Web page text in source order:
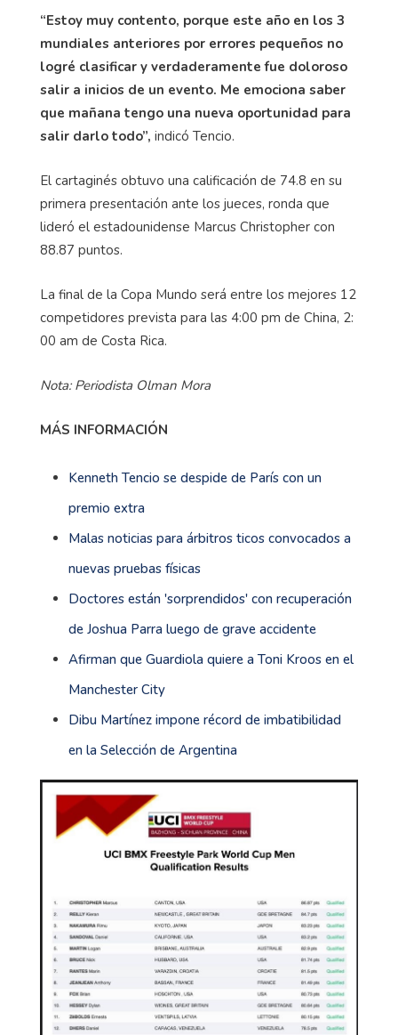
“Estoy muy contento, porque este año en los 3
mundiales anteriores por errores pequeños no
logré clasificar y verdaderamente fue doloroso
salir a inicios de un evento. Me emociona saber
que mañana tengo una nueva oportunidad para
salir darlo todo”, indicó Tencio.
El cartaginés obtuvo una calificación de 74.8 en su
primera presentación ante los jueces, ronda que
lideró el estadounidense Marcus Christopher con
88.87 puntos.
La final de la Copa Mundo será entre los mejores 12
competidores prevista para las 4:00 pm de China, 2:
00 am de Costa Rica.
Nota: Periodista Olman Mora
MÁS INFORMACIÓN
Kenneth Tencio se despide de París con un
premio extra
Malas noticias para árbitros ticos convocados a
nuevas pruebas físicas
Doctores están 'sorprendidos' con recuperación
de Joshua Parra luego de grave accidente
Afirman que Guardiola quiere a Toni Kroos en el
Manchester City
Dibu Martínez impone récord de imbatibilidad
en la Selección de Argentina